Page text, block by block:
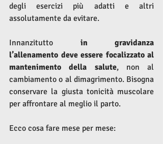
degli esercizi più adatti e altri
assolutamente da evitare.
Innanzitutto in gravidanza
l’allenamento deve essere focalizzato al
mantenimento della salute, non al
cambiamento o al dimagrimento. Bisogna
conservare la giusta tonicità muscolare
per affrontare al meglio il parto.
Ecco cosa fare mese per mese: